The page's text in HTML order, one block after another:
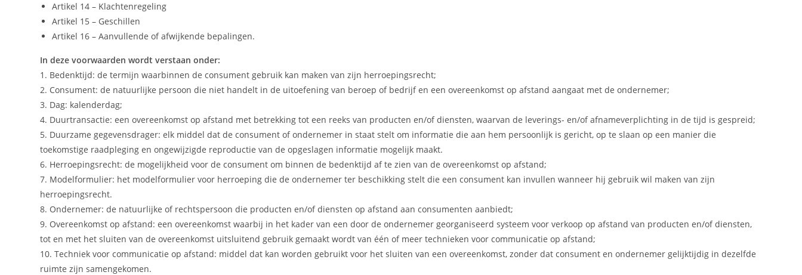
Artikel 14 – Klachtenregeling
Artikel 15 – Geschillen
Artikel 16 – Aanvullende of afwijkende bepalingen.
In deze voorwaarden wordt verstaan onder:
1. Bedenktijd: de termijn waarbinnen de consument gebruik kan maken van zijn herroepingsrecht;
2. Consument: de natuurlijke persoon die niet handelt in de uitoefening van beroep of bedrijf en een overeenkomst op afstand aangaat met de ondernemer;
3. Dag: kalenderdag;
4. Duurtransactie: een overeenkomst op afstand met betrekking tot een reeks van producten en/of diensten, waarvan de leverings- en/of afnameverplichting in de tijd is gespreid;
5. Duurzame gegevensdrager: elk middel dat de consument of ondernemer in staat stelt om informatie die aan hem persoonlijk is gericht, op te slaan op een manier die
toekomstige raadpleging en ongewijzigde reproductie van de opgeslagen informatie mogelijk maakt.
6. Herroepingsrecht: de mogelijkheid voor de consument om binnen de bedenktijd af te zien van de overeenkomst op afstand;
7. Modelformulier: het modelformulier voor herroeping die de ondernemer ter beschikking stelt die een consument kan invullen wanneer hij gebruik wil maken van zijn
herroepingsrecht.
8. Ondernemer: de natuurlijke of rechtspersoon die producten en/of diensten op afstand aan consumenten aanbiedt;
9. Overeenkomst op afstand: een overeenkomst waarbij in het kader van een door de ondernemer georganiseerd systeem voor verkoop op afstand van producten en/of diensten,
tot en met het sluiten van de overeenkomst uitsluitend gebruik gemaakt wordt van één of meer technieken voor communicatie op afstand;
10. Techniek voor communicatie op afstand: middel dat kan worden gebruikt voor het sluiten van een overeenkomst, zonder dat consument en ondernemer gelijktijdig in dezelfde
ruimte zijn samengekomen.